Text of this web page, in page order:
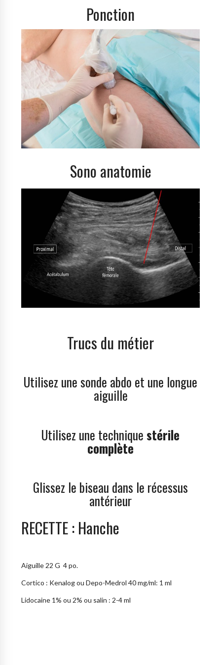
Ponction
Sono anatomie
Trucs du métier
Utilisez une sonde abdo et une longue
aiguille
Utilisez une techniquestérile
complète
Glissez le biseau dans le récessus
antérieur
RECETTE : Hanche
Aiguille 22 G 4 po.
Cortico : Kenalog ou Depo-Medrol 40 mg/ml: 1 ml
Lidocaine 1% ou 2% ou salin : 2-4 ml